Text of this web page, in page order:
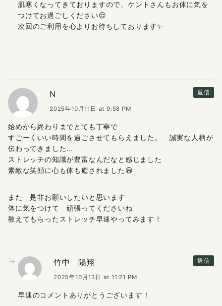
肌寒くなってきておりますので、ケントさんもお体に気を
つけてお過ごしください😌
次回のご利用を心よりお待ちしております✨
返信
N
2025年10月11日 at 9:58 PM
始めから終わりまでとても丁寧で
すごーくいい時間を過ごさせてもらえました。 誠実な人柄が
伝わってきました…
ストレッチの知識が豊富なんだなと感じました
素敵な笑顔に心も体も癒されました😃
また 是非お願いしたいと思います
体に気をつけて 頑張ってくださいね
教えてもらったストレッチ早速やってみます！
返信
竹中 陽翔
2025年10月13日 at 11:21 PM
早速のコメントありがとうございます！